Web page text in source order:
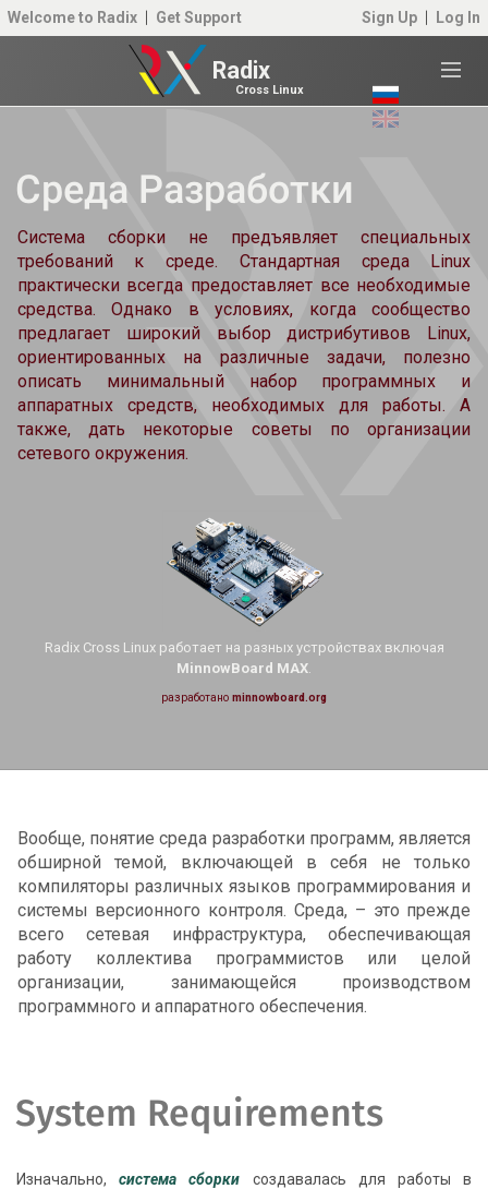
Welcome to Radix Get Support Sign Up Log In
Radix
Cross Linux
Среда Разработки
Система сборки не предъявляет специальных
требований к среде. Стандартная среда Linux
практически всегда предоставляет все необходимые
средства. Однако в условиях, когда сообщество
предлагает широкий выбор дистрибутивов Linux,
ориентированных на различные задачи, полезно
описать минимальный набор программных и
аппаратных средств, необходимых для работы. А
также, дать некоторые советы по организации
сетевого окружения.
Radix Cross Linux работает на разных устройствах включая
MinnowBoard MAX.
разработано minnowboard.org
Вообще, понятие среда разработки программ, является
обширной темой, включающей в себя не только
компиляторы различных языков программирования и
системы версионного контроля. Среда, – это прежде
всего сетевая инфраструктура, обеспечивающая
работу коллектива программистов или целой
организации, занимающейся производством
программного и аппаратного обеспечения.
System Requirements
Изначально,система сборки создавалась для работы в